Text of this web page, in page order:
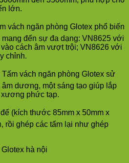
lớn.
vách ngăn phòng Glotex phổ biến
đến sự đa dạng: VN8625 với
cách âm vượt trội; VN8626 với
chỉnh.
vách ngăn phòng Glotex sử
dương, một sáng tạo giúp lắp
phức tạp.
(kích thước 85mm x 50mm x
rồi ghép các tấm lại như ghép